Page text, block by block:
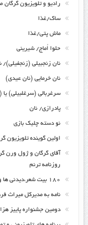
رادیو و تلویزیون
ساک/غذا
ماش پتی/غذا
حلوا اُماج/ شیرینی
نان زنجبیلی (زنجفیلی)/
نان خرمایی (نان عیدی)
سرغربالی (سرغلبیلی)
پادرازی/ نان
نو دسته چلیک بازی
اولین گوینده تلویزیون
آقای گرگان و ژول ورن
روزنامه ترنم
۱۸۰ بیت شعر،دیدنی ها و مواهب خداوندی در آن ،پائیز ۹۲
نامه به مدیرکل میراث
دومین جشنواره پاییز